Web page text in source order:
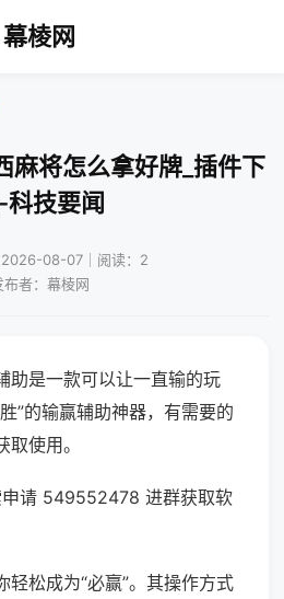
幕棱网
麻将怎么拿好牌_插件下
科技要闻
2026-08-07｜阅读：2
布者：幕棱网
助是一款可以让一直输的玩
”的输赢辅助神器，有需要的
使用。
请 549552478 进群获取软
轻松成为“必赢”。其操作方式